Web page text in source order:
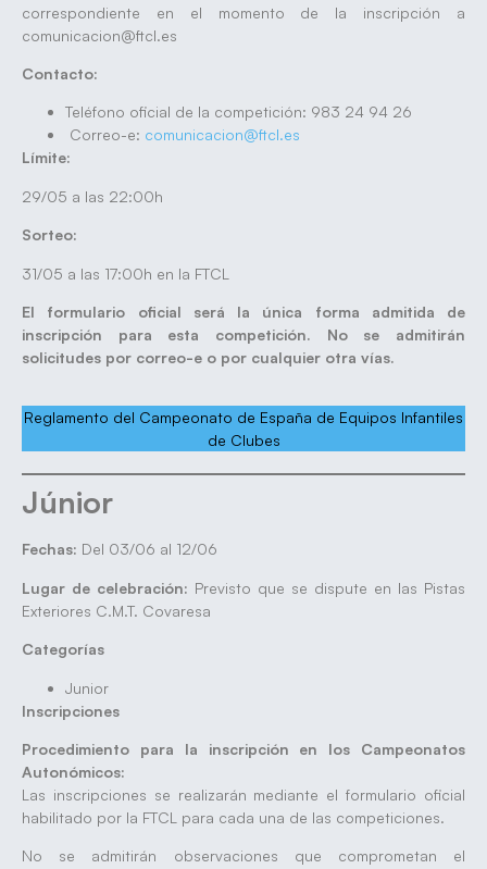
correspondiente en el momento de la inscripción a
comunicacion@ftcl.es
Contacto:
Teléfono oficial de la competición: 983 24 94 26
Correo-e: comunicacion@ftcl.es
Límite:
29/05 a las 22:00h
Sorteo:
31/05 a las 17:00h en la FTCL
El formulario oficial será la única forma admitida de
inscripción para esta competición. No se admitirán
solicitudes por correo-e o por cualquier otra vías.
Reglamento del Campeonato de España de Equipos Infantiles
de Clubes
Júnior
Fechas: Del 03/06 al 12/06
Lugar de celebración: Previsto que se dispute en las Pistas
Exteriores C.M.T. Covaresa
Categorías
Junior
Inscripciones
Procedimiento para la inscripción en los Campeonatos
Autonómicos:
Las inscripciones se realizarán mediante el formulario oficial
habilitado por la FTCL para cada una de las competiciones.
No se admitirán observaciones que comprometan el